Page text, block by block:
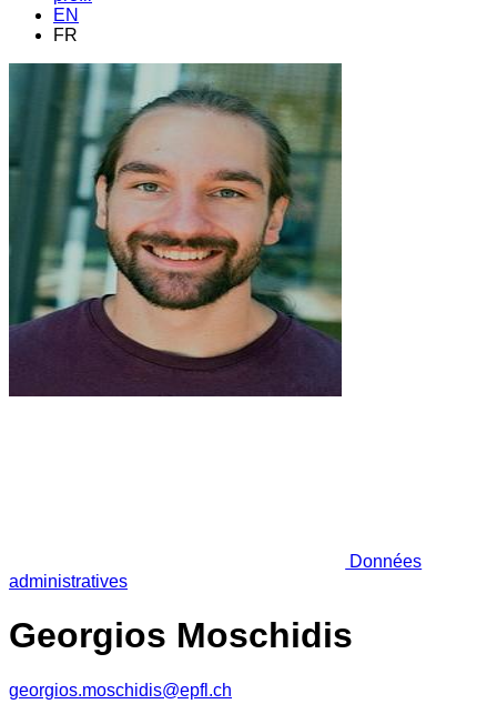
EN
FR
Données
administratives
Georgios Moschidis
georgios.moschidis@epfl.ch